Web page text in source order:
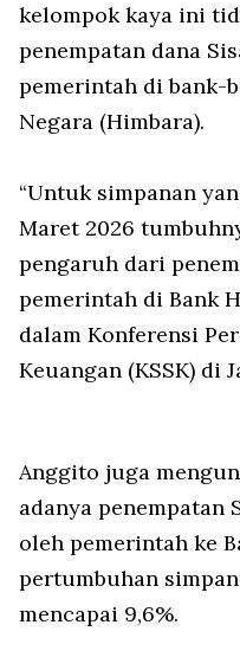
kelompok kaya ini
penempatan dana
pemerintah di bank-
Negara (Himbara).
“Untuk simpanan
Maret 2026
pengaruh dari
pemerintah di Bank
dalam Konferensi
Keuangan (KSSK) di
Anggito juga
adanya penempatan
oleh pemerintah ke
pertumbuhan
mencapai 9,6%.